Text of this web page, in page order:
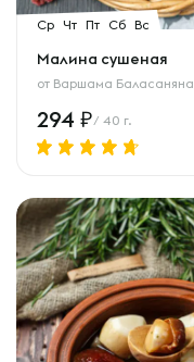
Ср Чт Пт Сб Вс
Малина сушеная
от Варшама Баласаняна
294 / 40 г.